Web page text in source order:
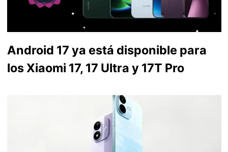
Android 17 ya está disponible para
los Xiaomi 17, 17 Ultra y 17T Pro